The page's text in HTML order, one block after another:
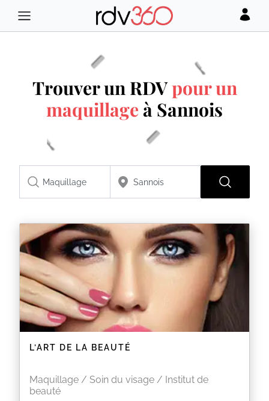
Trouver un RDVpour un
maquillage à Sannois
L’ART DE LA BEAUTÉ
Maquillage / Soin du visage / Institut de
beauté